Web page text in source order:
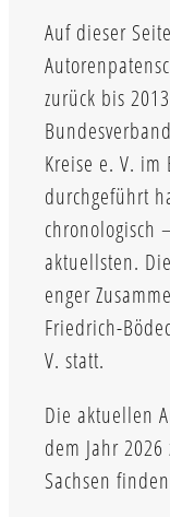
Auf dieser
zurück bis
Kreise e. V. im
durchgeführt
chronologisch
aktuellsten.
enger
Friedrich-
V. statt.
Die aktuellen
dem Jahr
Sachsen